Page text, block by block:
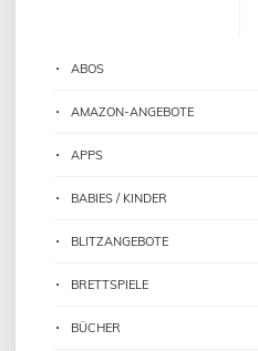
ABOS
AMAZON-ANGEBOTE
APPS
BABIES / KINDER
BLITZANGEBOTE
BRETTSPIELE
BÜCHER